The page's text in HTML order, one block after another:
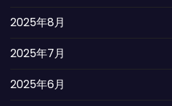
2025年8月
2025年7月
2025年6月